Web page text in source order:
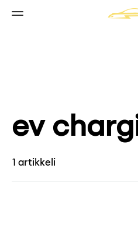
Skip to content
ev
1 artikkeli